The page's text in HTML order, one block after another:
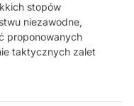
stopów
niezawodne,
proponowanych
taktycznych zalet